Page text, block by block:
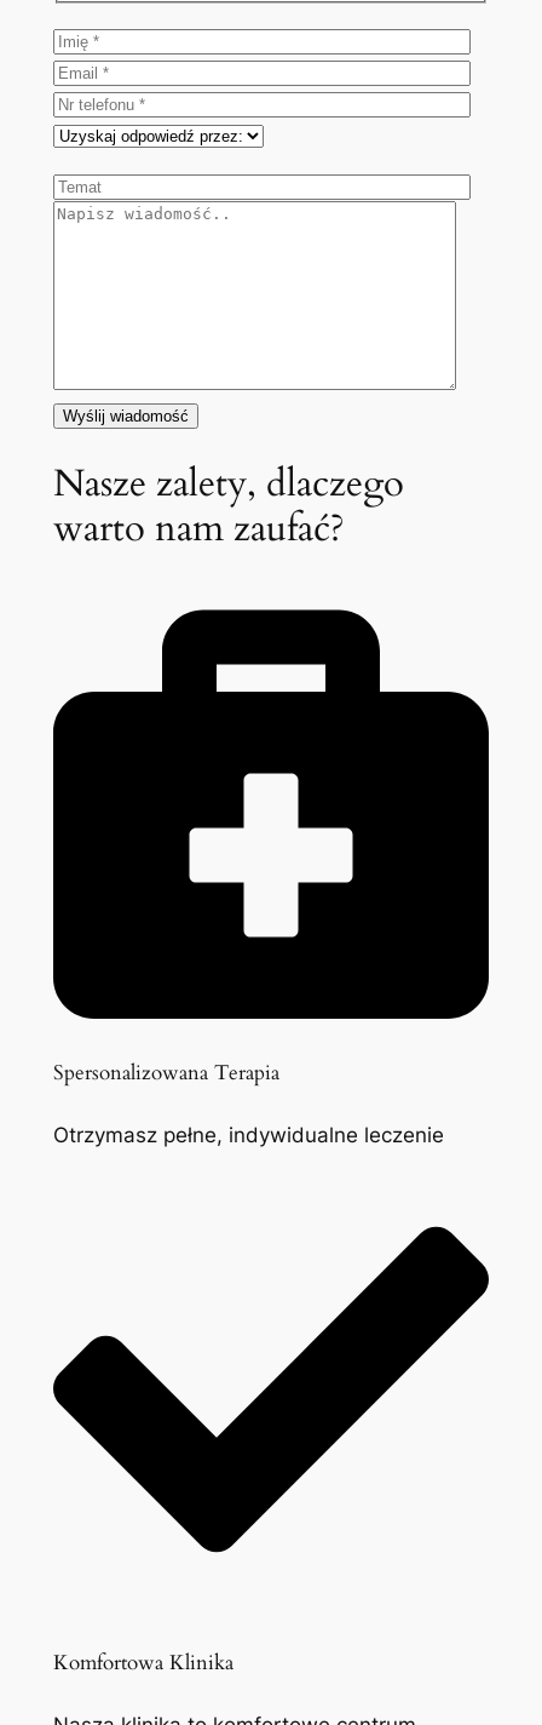
Nasze zalety, dlaczego
warto nam zaufać?
Spersonalizowana Terapia
Otrzymasz pełne, indywidualne leczenie
Komfortowa Klinika